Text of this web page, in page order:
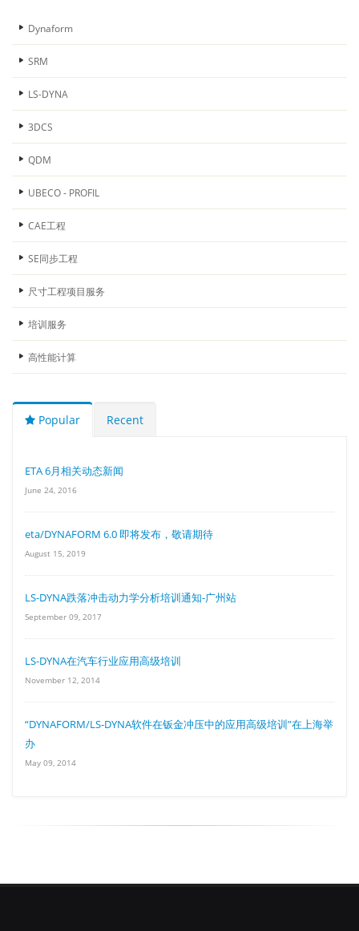
Dynaform
SRM
LS-DYNA
3DCS
QDM
UBECO - PROFIL
CAE工程
SE同步工程
尺寸工程项目服务
培训服务
高性能计算
Popular Recent
ETA 6月相关动态新闻
June 24, 2016
eta/DYNAFORM 6.0 即将发布，敬请期待
August 15, 2019
LS-DYNA跌落冲击动力学分析培训通知-广州站
September 09, 2017
LS-DYNA在汽车行业应用高级培训
November 12, 2014
“DYNAFORM/LS-DYNA软件在钣金冲压中的应用高级培训”在上海举
办
May 09, 2014